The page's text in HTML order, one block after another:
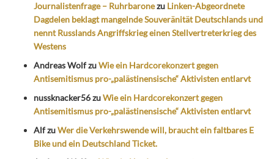
Journalistenfrage – Ruhrbaronezu Linken-Abgeordnete
Dagdelen beklagt mangelnde Souveränität Deutschlands und
nennt Russlands Angriffskrieg einen Stellvertreterkrieg des
Westens
Andreas WolfzuWie ein Hardcorekonzert gegen
Antisemitismus pro-„palästinensische“ Aktivisten entlarvt
nussknacker56zuWie ein Hardcorekonzert gegen
Antisemitismus pro-„palästinensische“ Aktivisten entlarvt
AlfzuWer die Verkehrswende will, braucht ein faltbares E
Bike und ein Deutschland Ticket.